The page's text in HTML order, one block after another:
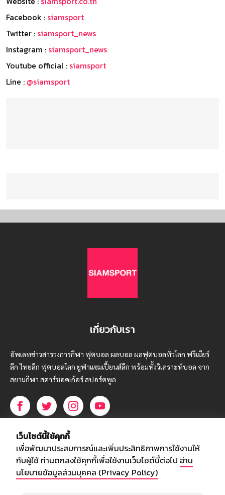
Facebook : siamsport
Twitter : siamsport_news
Instagram : siamsport_news
Youtube official : siamsport
Line : @siamsport
เกี่ยวกับเรา
อัพเดทข่าวสารวงการกีฬา ฟุตบอล ผลบอล ผลฟุตบอลทั่วโลก ฟรีเมียร์
ลีก ไทยลีก ฟุตบอลโลก ยูฟ่าแซมเปี้ยนส์ลีก พร้อมทั้งวิเคราะห์บอล จาก
สยามกีฬา สตาร์ชอคเก้อร์ สปอร์ตพูล
บริษัท สยามสปอร์ต ซินติเคท จำกัด (มหาชน)
เลขที่ 66/26 - 29 ซอยรามอินทรา 40
ถนนรามอินทรา แขวงนวลจันทร์
เขตบึงกุ่ม กรุงเทพฯ 10230
เว็บไซต์นี้ใช้คุกกี้
เพื่อพัฒนาประสบการณ์และเพิ่มประสิทธิภาพการใช้งานให้
กับผู้ใช้ ท่านตกลงใช้คุกกี้เพื่อใช้งานเว็บไซต์นี้ต่อไป อ่าน
นโยบายข้อมูลส่วนบุคคล (Privacy Policy)